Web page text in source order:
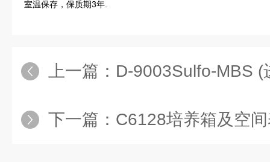
室温保存，保质期3年.
上一篇： D-9003Sulfo-MBS (
下一篇： C6128培养箱及空间表